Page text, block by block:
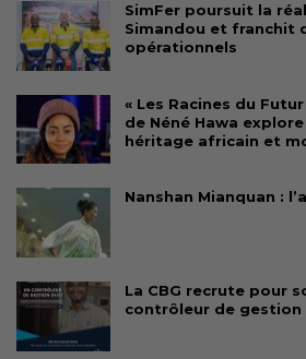
SimFer poursuit la
Simandou et franchit
opérationnels
« Les Racines du
de Néné Hawa
héritage africain et
Nanshan Mianquan :
La CBG recrute pour
contrôleur de gestion